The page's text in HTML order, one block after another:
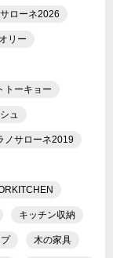
ローネ2026
リー
トーキョー
ュ
ノサローネ2019
キッチン収納
木の家具